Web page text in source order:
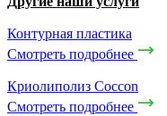
Контурная пластика
Смотреть подробнее
Криолиполиз Coccon
Смотреть подробнее